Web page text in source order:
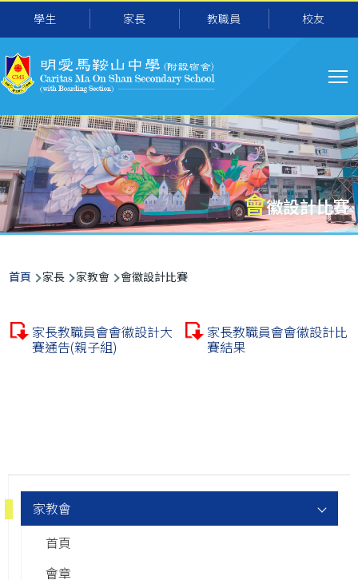
移至主內容
學生 家長 教職員 校友
导
航
會徽設計比賽
導
航
連
結
首頁 家長 家教會 會徽設計比賽
家長教職員會會徽設計大
賽通告(親子組)
家長教職員會會徽設計比
賽結果
Main
navigation
家教會
首頁
會章